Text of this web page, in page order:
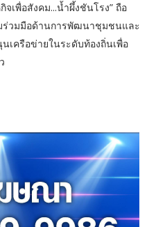
เพื่อสังคม...น้ำผึ้งชันโรง” ถือ
ร่วมมือด้านการพัฒนาชุมชนและ
เครือข่ายในระดับท้องถิ่นเพื่อ